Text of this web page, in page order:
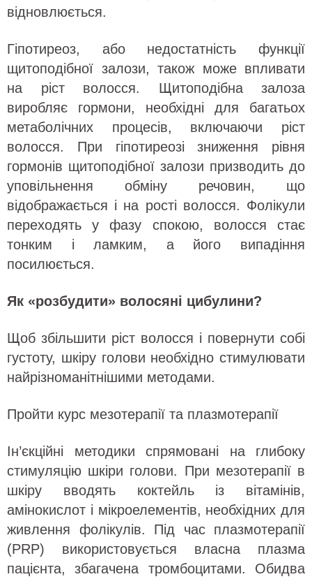
відновлюється.
Гіпотиреоз, або недостатність функції
щитоподібної залози, також може впливати
на ріст волосся. Щитоподібна залоза
виробляє гормони, необхідні для багатьох
метаболічних процесів, включаючи ріст
волосся. При гіпотиреозі зниження рівня
гормонів щитоподібної залози призводить до
уповільнення обміну речовин, що
відображається і на рості волосся. Фолікули
переходять у фазу спокою, волосся стає
тонким і ламким, а його випадіння
посилюється.
Як «розбудити» волосяні цибулини?
Щоб збільшити ріст волосся і повернути собі
густоту, шкіру голови необхідно стимулювати
найрізноманітнішими методами.
Пройти курс мезотерапії та плазмотерапії
Ін’єкційні методики спрямовані на глибоку
стимуляцію шкіри голови. При мезотерапії в
шкіру вводять коктейль із вітамінів,
амінокислот і мікроелементів, необхідних для
живлення фолікулів. Під час плазмотерапії
(PRP) використовується власна плазма
пацієнта, збагачена тромбоцитами. Обидва